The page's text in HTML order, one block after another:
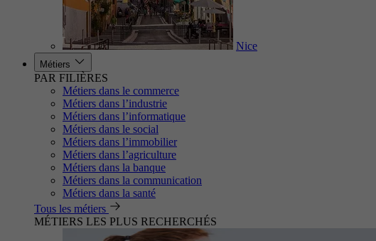
Nice
Métiers
PAR FILIÈRES
Métiers dans le commerce
Métiers dans l’industrie
Métiers dans l’informatique
Métiers dans le social
Métiers dans l’immobilier
Métiers dans l’agriculture
Métiers dans la banque
Métiers dans la communication
Métiers dans la santé
Tous les métiers
MÉTIERS LES PLUS RECHERCHÉS